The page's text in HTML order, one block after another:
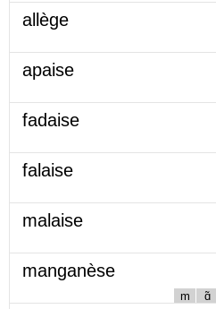
allège
apaise
fadaise
falaise
malaise
manganèse
m ɑ̃